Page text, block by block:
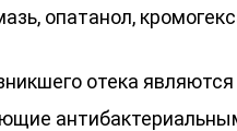
опатанол,
отека